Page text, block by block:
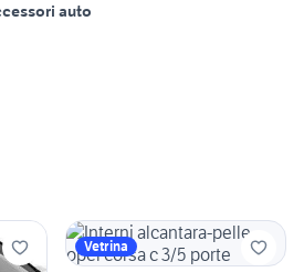
auto
Vetrina